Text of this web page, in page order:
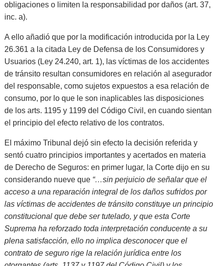
obligaciones o limiten la responsabilidad por daños (art. 37,
inc. a).
A ello añadió que por la modificación introducida por la Ley
26.361 a la citada Ley de Defensa de los Consumidores y
Usuarios (Ley 24.240, art. 1), las víctimas de los accidentes
de tránsito resultan consumidores en relación al asegurador
del responsable, como sujetos expuestos a esa relación de
consumo, por lo que le son inaplicables las disposiciones
de los arts. 1195 y 1199 del Código Civil, en cuando sientan
el principio del efecto relativo de los contratos.
El máximo Tribunal dejó sin efecto la decisión referida y
sentó cuatro principios importantes y acertados en materia
de Derecho de Seguros: en primer lugar, la Corte dijo en su
considerando nueve que “…sin perjuicio de señalar que el
acceso a una reparación integral de los daños sufridos por
las víctimas de accidentes de tránsito constituye un principio
constitucional que debe ser tutelado, y que esta Corte
Suprema ha reforzado toda interpretación conducente a su
plena satisfacción, ello no implica desconocer que el
contrato de seguro rige la relación jurídica entre los